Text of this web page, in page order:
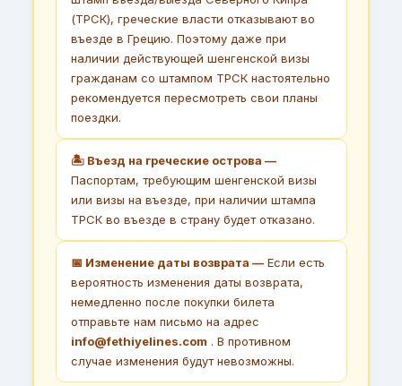
(ТРСК), греческие власти отказывают во
въезде в Грецию. Поэтому даже при
наличии действующей шенгенской визы
гражданам со штампом ТРСК настоятельно
рекомендуется пересмотреть свои планы
поездки.
🏝 Въезд на греческие острова —
Паспортам, требующим шенгенской визы
или визы на въезде, при наличии штампа
ТРСК во въезде в страну будет отказано.
📅 Изменение даты возврата —Если есть
вероятность изменения даты возврата,
немедленно после покупки билета
отправьте нам письмо на адрес
info@fethiyelines.com . В противном
случае изменения будут невозможны.